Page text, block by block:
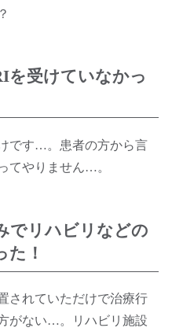
受けていなかっ
です…。患者の方から言
てやりません…。
でリハビリなどの
た！
されていただけで治療行
がない…。リハビリ施設